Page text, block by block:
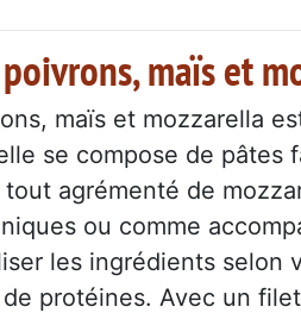
maïs et
maïs et mozzarella
se compose de pâtes
agrémenté de
ou comme
les ingrédients selon
protéines. Avec un